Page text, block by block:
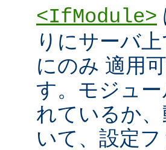
<IfModule>
りにサーバ
にのみ 適用
す。モジュ
れているか
いて、設定